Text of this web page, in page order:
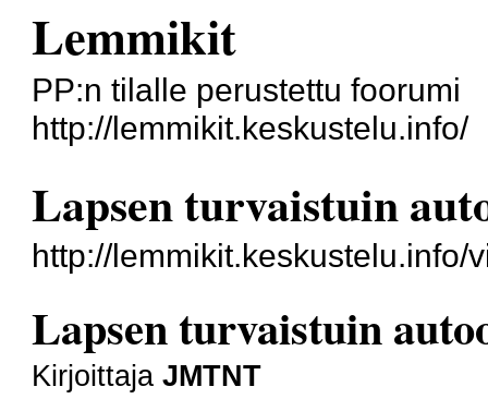
Lemmikit
PP:n tilalle perustettu foorumi
http://lemmikit.keskustelu.info/
Lapsen turvaistuin
http://lemmikit.keskustelu.info/
Lapsen turvaistuin
KirjoittajaJMTNT